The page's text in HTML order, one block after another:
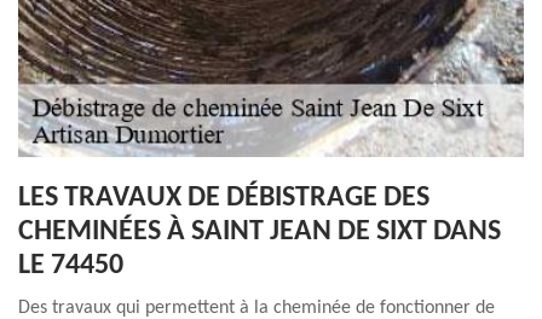
LES TRAVAUX DE DÉBISTRAGE DES
CHEMINÉES À SAINT JEAN DE SIXT DANS
LE 74450
Des travaux qui permettent à la cheminée de fonctionner de